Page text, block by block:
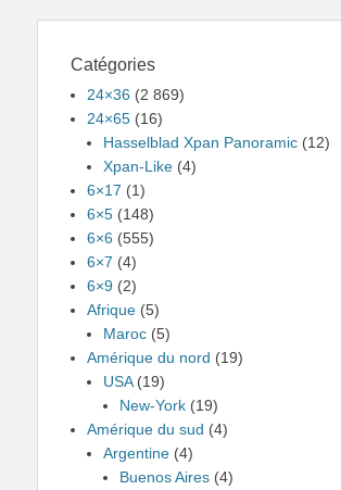
Catégories
24×36 (2 869)
24×65 (16)
Hasselblad Xpan Panoramic (12)
Xpan-Like (4)
6×17 (1)
6×5 (148)
6×6 (555)
6×7 (4)
6×9 (2)
Afrique (5)
Maroc (5)
Amérique du nord (19)
USA(19)
New-York (19)
Amérique du sud (4)
Argentine (4)
Buenos Aires (4)